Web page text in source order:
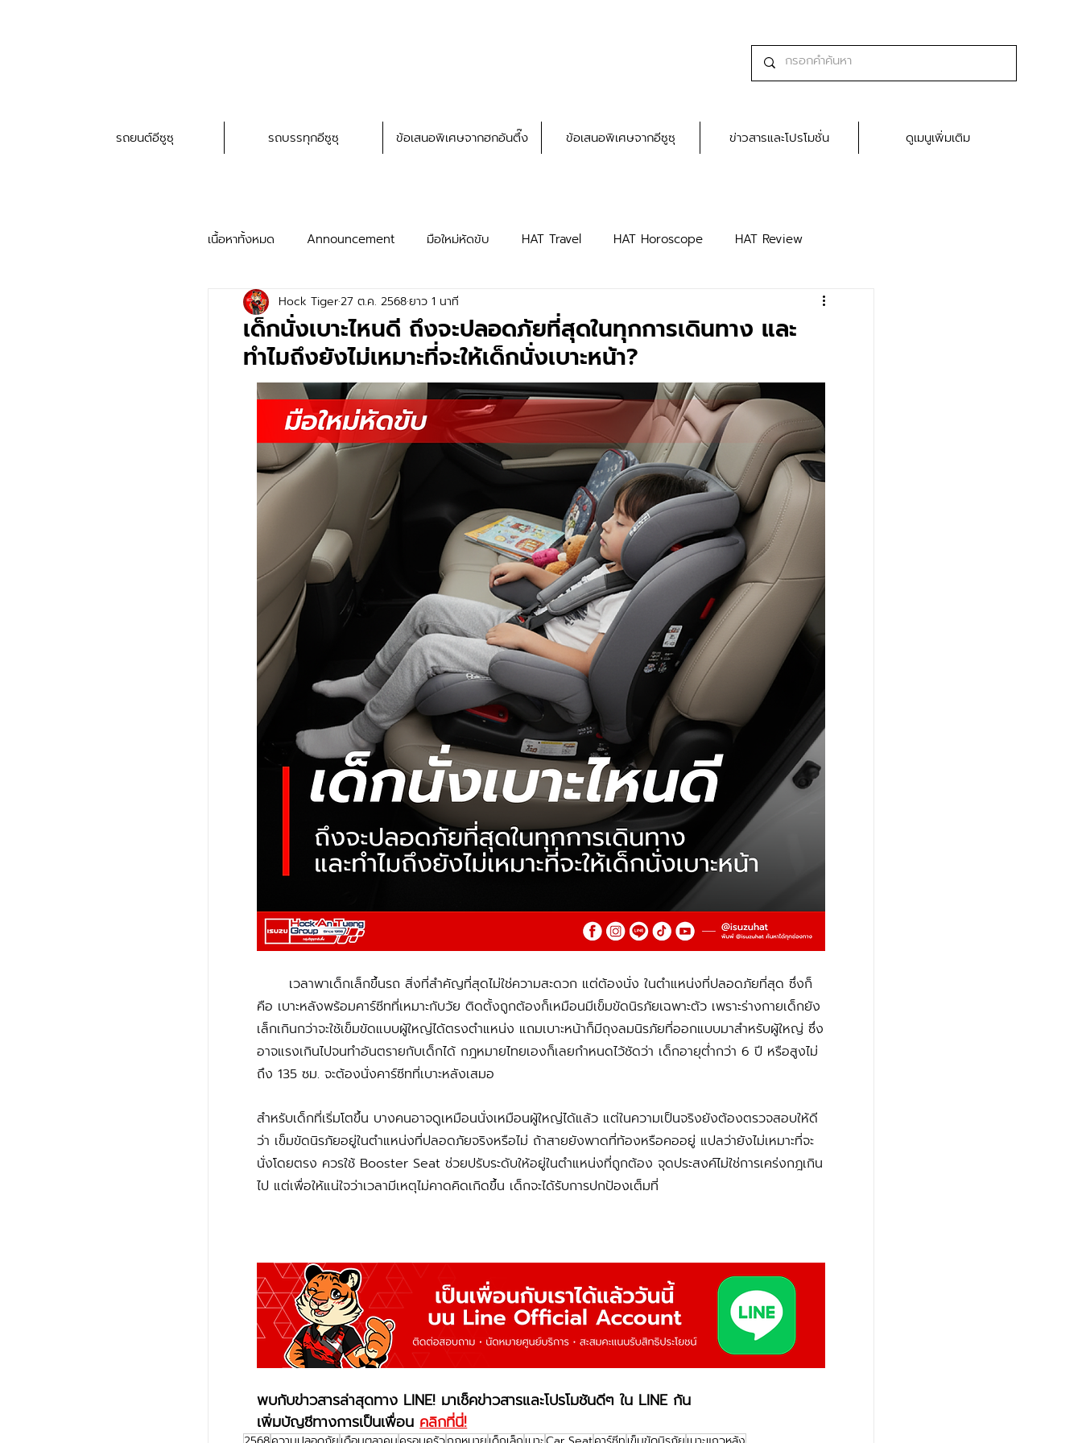
รถยนต์อีซูซุ รถบรรทุกอีซูซุ ข้อเสนอพิเศษจากฮกอันตึ๊ง ข้อเสนอพิเศษจากอีซูซุ ข่าวสารและโปรโมชั่น ดูเมนูเพิ่มเติม
เนื้อหาทั้งหมด Announcement มือใหม่หัดขับ HAT Travel HAT Horoscope HAT Review
HAT Service Trick HAT Privileges
เด็กนั่งเบาะไหนดี ถึงจะปลอดภัยที่สุดในทุกการเดินทาง และ
ทำไมถึงยังไม่เหมาะที่จะให้เด็กนั่งเบาะหน้า?
Hock Tiger27 ต.ค. 2568ยาว 1 นาที
คือ เบาะหลังพร้อมคาร์ซีทที่เหมาะกับวัย ติดตั้งถูกต้องก็เหมือนมีเข็มขัดนิรภัยเฉพาะตัว เพราะร่างกายเด็กยัง
เล็กเกินกว่าจะใช้เข็มขัดแบบผู้ใหญ่ได้ตรงตำแหน่ง แถมเบาะหน้าก็มีถุงลมนิรภัยที่ออกแบบมาสำหรับผู้ใหญ่ ซึ่ง
อาจแรงเกินไปจนทำอันตรายกับเด็กได้ กฎหมายไทยเองก็เลยกำหนดไว้ชัดว่า เด็กอายุต่ำกว่า 6 ปี หรือสูงไม่
ถึง 135 ซม. จะต้องนั่งคาร์ซีทที่เบาะหลังเสมอ
สำหรับเด็กที่เริ่มโตขึ้น บางคนอาจดูเหมือนนั่งเหมือนผู้ใหญ่ได้แล้ว แต่ในความเป็นจริงยังต้องตรวจสอบให้ดี
ว่า เข็มขัดนิรภัยอยู่ในตำแหน่งที่ปลอดภัยจริงหรือไม่ ถ้าสายยังพาดที่ท้องหรือคออยู่ แปลว่ายังไม่เหมาะที่จะ
นั่งโดยตรง ควรใช้ Booster Seat ช่วยปรับระดับให้อยู่ในตำแหน่งที่ถูกต้อง จุดประสงค์ไม่ใช่การเคร่งกฎเกิน
ไป แต่เพื่อให้แน่ใจว่าเวลามีเหตุไม่คาดคิดเกิดขึ้น เด็กจะได้รับการปกป้องเต็มที่
พบกับข่าวสารล่าสุดทาง LINE! มาเช็คข่าวสารและโปรโมชันดีๆ ใน LINE กัน
เพิ่มบัญชีทางการเป็นเพื่อน คลิกที่นี่!